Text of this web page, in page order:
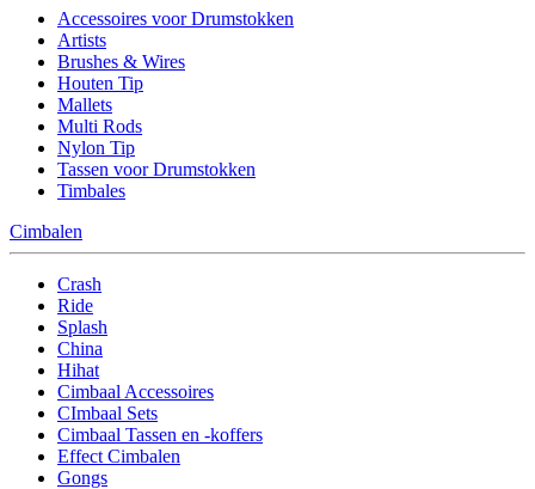
Accessoires voor Drumstokken
Artists
Brushes & Wires
Houten Tip
Mallets
Multi Rods
Nylon Tip
Tassen voor Drumstokken
Timbales
Cimbalen
Crash
Ride
Splash
China
Hihat
Cimbaal Accessoires
CImbaal Sets
Cimbaal Tassen en -koffers
Effect Cimbalen
Gongs